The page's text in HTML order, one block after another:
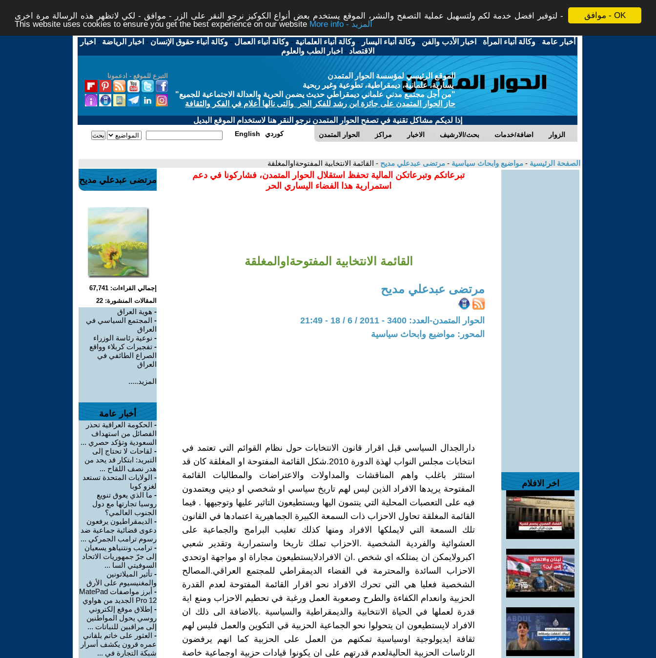
موافق - OK
لتوفير افضل خدمة لكم ولتسهيل عملية التصفح والنشر، الموقع يستخدم بعض أنواع الكوكيز نرجو النقر على الزر - موافق - لكي لاتظهر هذه الرسالة مرة اخرى -
This website uses cookies to ensure you get the best experience on our website
More info - المزيد
أخبار عامة -وكالة أنباء المرأة - اخبار الأدب والفن -وكالة أنباء اليسار -وكالة أنباء العلمانية -وكالة أنباء العمال -وكالة أنباء حقوق الإنسان - اخبار الرياضة - اخبار
الاقتصاد - اخبار الطب والعلوم
التبرع للموقع - ادعمونا
الموقع الرئيسي لمؤسسة الحوار المتمدن
يسارية، علمانية، ديمقراطية، تطوعية وغير ربحية
"من أجل مجتمع مدني علماني ديمقراطي حديث يضمن الحرية والعدالة الاجتماعية للجميع"
حاز الحوار المتمدن على جائزة ابن رشد للفكر الحر والتى نالها أعلام في الفكر والثقافة
إذا لديكم مشاكل تقنية في تصفح الحوار المتمدن نرجو النقر هنا لاستخدام الموقع البديل
الحوار المتمدن مراكز الاخبار بحث/الارشيف اضافة/خدمات الزوار English كوردي
الصفحة الرئيسية - مواضيع وابحاث سياسية - مرتضى عبدعلي مديح - القائمة الانتخابية المفتوحةاوالمغلقة
اخر الافلام
تبرعاتكم وتبرعاتكن المالية تحفظ استقلال الحوار المتمدن، فشاركونا في دعم
استمرارية هذا الفضاء اليساري الحر
القائمة الانتخابية المفتوحةاوالمغلقة
مرتضى عبدعلي مديح
الحوار المتمدن-العدد: 3400 - 2011 / 6 / 18 - 21:49
المحور: مواضيع وابحاث سياسية
دارالجدال السياسي قبل اقرار قانون الانتخابات حول نظام القوائم التي تعتمد في
انتخابات مجلس النواب لهذة الدورة 2010.شكل القائمة المفتوحة او المغلقة كان قد
استئثر باغلب واهم المناقشات والمداولات والاعتراضات والمطالبات القائمة
المفتوحة يريدها الافراد الذين ليس لهم تاريخ سياسي او شخصي او ديني ويعتمدون
فيه على التعصبات المحلية التي ينتمون اليها ويستطيعون التاثير عليها وتوجيهها . فيما
القائمة المغلقة تحاول الاحزاب ذات السمعة الكبيرة الجماهيرية اعتمادها في القانون
تلك السمعة التي لايملكها الافراد ومنها كذلك تغليب البرامج والجماعية على
العشوائية والفردية الشخصية .الاحزاب تملك تاريخا واستمرارية وتقدير شعبي
اكبرولايمكن ان يمتلكه اي شخص .ان الافرادلايستطيعون مجاراة او مواجهة اوتحدي
الاحزاب السائدة والمحترمة في الفضاء الديمقراطي للمجتمع العراقي.المصالح
الشخصية فعليا هي التي تحرك الافراد نحو اقرار القائمة المفتوحة لعدم القدرة
الحزبية وانعدام الكفاءة والطرح وصعوبة العمل ورغبة في تحطيم الاحزاب ومنع اية
قدرة لعملها في الحياة الانتخابية والديمقراطية والسياسية .بالاضافة الى ذلك ان
الافراد لايستطيعون ان يتحولوا نحو الجماعية الحزبية قي التكوين والعمل فليس لهم
ثقافة ايديولوجية اوسياسية تمكنهم من العمل على الحزبية كما انهم يرفضون
الرئاسات الحزبية الحاليةلعدم قدرتهم على ان يكونوا قيادات حزبية اوجماعية خاصة
مرتضى عبدعلي مديح
إجمالي القراءات: 67,741
المقالات المنشورة: 22
- هوية العراق
- المجتمع السياسي في
العراق
- نوعية رئاسة الوزراء
- تفجيرات كربلاء وواقع
الصراع الطائفي في
العراق
المزيد.....
أخبار عامة
- الحكومة العراقية تحذر
الفصائل من استهداف
السعودية وتؤكد حصري ...
- لقاحات لا تحتاج إلى
التبريد: ابتكار قد يحد من
هدر نصف اللقاح ...
- الولايات المتحدة تستعد
لغزو كوبا
- ما الذي يعوق تنويع
روسيا تجارتها مع دول
الجنوب العالمي؟
- الديمقراطيون يرفعون
دعوى قضائية جماعية ضد
رسوم ترامب الجمركي ...
- ترامب ونتنياهو يسعيان
إلى جرّ جمهوريات الاتحاد
السوفيتي السا ...
- تأثير الميلاتونين
والمغنيسيوم على الأرق
-
أبرز مواصفات MatePad
Pro 12 الجديد من هواوي
- إطلاق موقع إلكتروني
روسي يحول المواطنين
إلى مراقبين للنباتات ...
- العثور على خاتم بلقاني
عمره قرون يكشف أسرار
شبكة التجارة في ...